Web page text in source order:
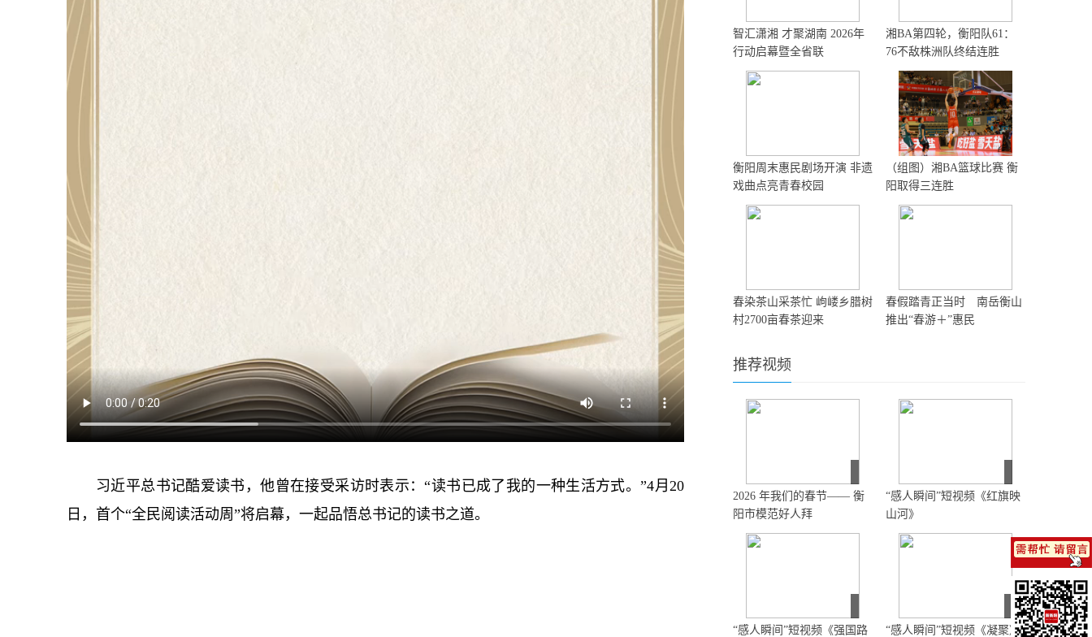
习近平总书记酷爱读书，他曾在接受采访时表示：“读书已成了我的一种生活方式。”4月20
日，首个“全民阅读活动周”将启幕，一起品悟总书记的读书之道。
智汇潇湘 才聚湖南 2026年
行动启幕暨全省联
湘BA第四轮，衡阳队61：
76不敌株洲队终结连胜
衡阳周末惠民剧场开演 非遗
戏曲点亮青春校园
（组图）湘BA篮球比赛 衡
阳取得三连胜
春染茶山采茶忙 岣嵝乡腊树
村2700亩春茶迎来
春假踏青正当时 南岳衡山
推出“春游＋”惠民
推荐视频
2026 年我们的春节—— 衡
阳市模范好人拜
“感人瞬间”短视频《红旗映
山河》
“感人瞬间”短视频《强国路 “感人瞬间”短视频《凝聚》